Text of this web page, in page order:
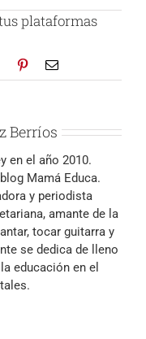
plataformas
Tumblr PinterestCorreo
electrónico
Berríos
en el año 2010.
Mamá Educa.
y periodista
amante de la
tocar guitarra y
se dedica de lleno
educación en el